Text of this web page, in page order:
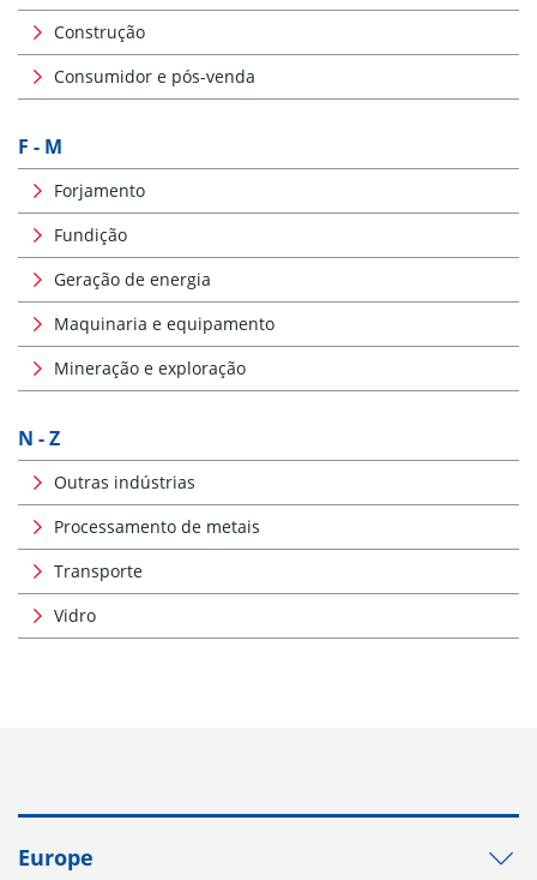
Construção
Consumidor e pós-venda
F - M
Forjamento
Fundição
Geração de energia
Maquinaria e equipamento
Mineração e exploração
N - Z
Outras indústrias
Processamento de metais
Transporte
Vidro
Europe